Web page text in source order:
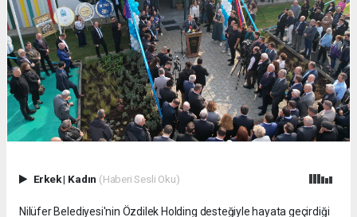
Erkek| Kadın (Haberi Sesli Oku)
Nilüfer Belediyesi'nin Özdilek Holding desteğiyle hayata geçirdiği